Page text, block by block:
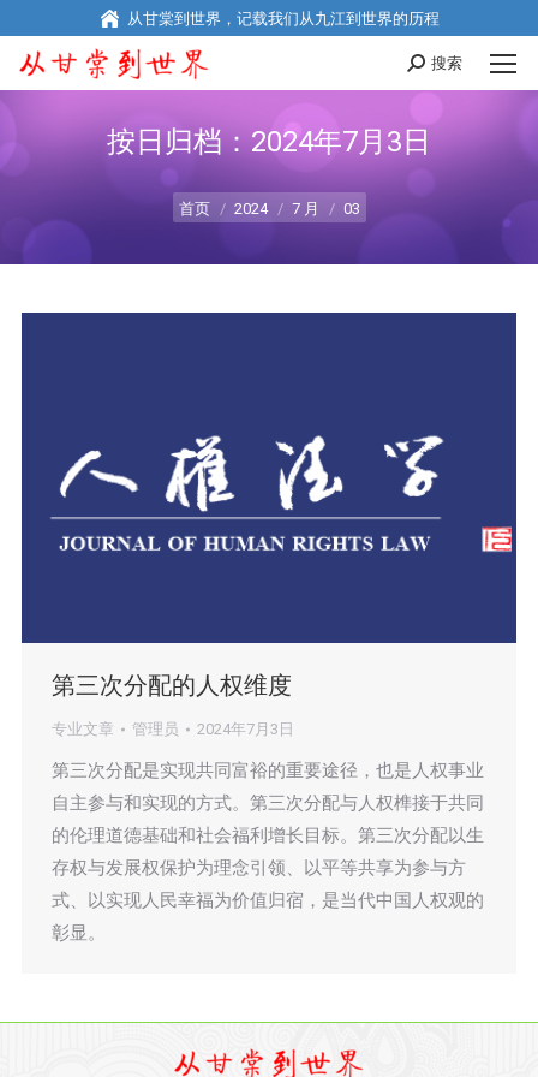
从甘棠到世界，记载我们从九江到世界的历程
Search:
搜索
按日归档：2024年7月3日
首页 2024 7 月 03
第三次分配的人权维度
专业文章 管理员 2024年7月3日
第三次分配是实现共同富裕的重要途径，也是人权事业
自主参与和实现的方式。第三次分配与人权榫接于共同
的伦理道德基础和社会福利增长目标。第三次分配以生
存权与发展权保护为理念引领、以平等共享为参与方
式、以实现人民幸福为价值归宿，是当代中国人权观的
彰显。